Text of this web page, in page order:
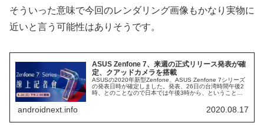
そういった意味で今回のレンダリング画像もかなり実物に
近いと言う可能性はありそうです。
ASUS Zenfone 7、来週の正式リリース発表が確
定、クアッドカメラを搭載
ASUSの2020年新型Zenfone、ASUS Zenfone 7シリーズ
の発表日時が確定しました。発表、26日の台湾時間午後2
時、とのことなので日本では午後3時から、ということに
androidnext.info 2020.08.17